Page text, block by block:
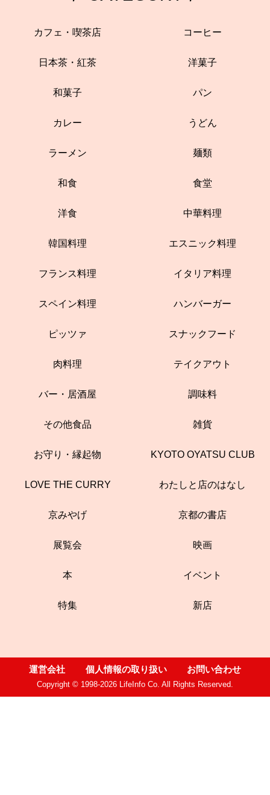
カフェ・喫茶店 コーヒー
日本茶・紅茶 洋菓子
和菓子 パン
カレー うどん
ラーメン 麺類
和食 食堂
洋食 中華料理
韓国料理 エスニック料理
フランス料理 イタリア料理
スペイン料理 ハンバーガー
ピッツァ スナックフード
肉料理 テイクアウト
バー・居酒屋 調味料
その他食品 雑貨
お守り・縁起物 KYOTO OYATSU CLUB
LOVE THE CURRY わたしと店のはなし
京みやげ 京都の書店
展覧会 映画
本 イベント
特集 新店
運営会社 個人情報の取り扱い お問い合わせ
Copyright © 1998-2026 LifeInfo Co. All Rights Reserved.